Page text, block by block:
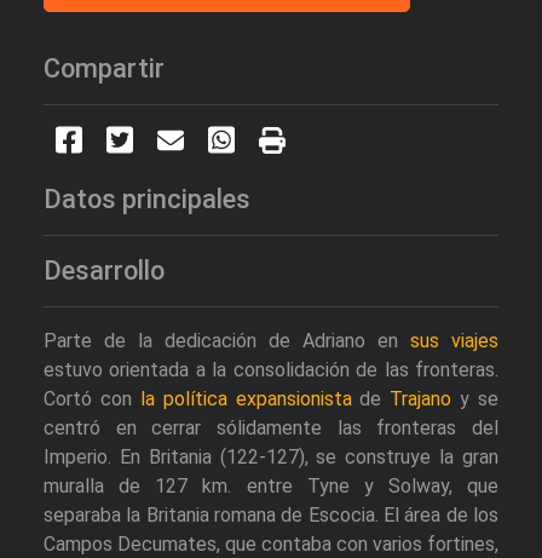
Compartir
Datos principales
Desarrollo
Parte de la dedicación de Adriano en sus viajes
estuvo orientada a la consolidación de las fronteras.
Cortó con
la política expansionistade Trajano y se
centró en cerrar sólidamente las fronteras del
Imperio. En Britania (122-127), se construye la gran
muralla de 127 km. entre Tyne y Solway, que
separaba la Britania romana de Escocia. El área de los
Campos Decumates, que contaba con varios fortines,